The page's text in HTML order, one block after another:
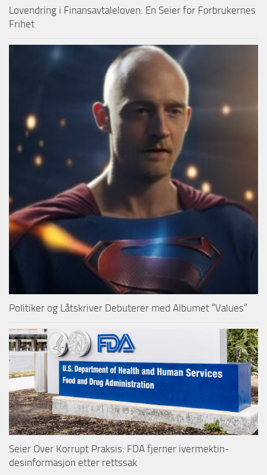
Lovendring i Finansavtaleloven: En Seier for Forbrukernes
Frihet
Politiker og Låtskriver Debuterer med Albumet “Values”
Seier Over Korrupt Praksis: FDA fjerner ivermektin-
desinformasjon etter rettssak